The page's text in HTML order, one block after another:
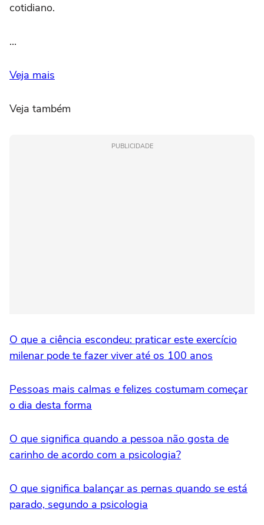
cotidiano.
...
Veja mais
Veja também
PUBLICIDADE
O que a ciência escondeu: praticar este exercício
milenar pode te fazer viver até os 100 anos
Pessoas mais calmas e felizes costumam começar
o dia desta forma
O que significa quando a pessoa não gosta de
carinho de acordo com a psicologia?
O que significa balançar as pernas quando se está
parado, segundo a psicologia